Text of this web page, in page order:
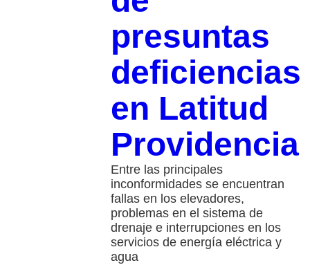
presuntas
deficiencias
en Latitud
Providencia
Entre las principales
inconformidades se encuentran
fallas en los elevadores,
problemas en el sistema de
drenaje e interrupciones en los
servicios de energía eléctrica y
agua